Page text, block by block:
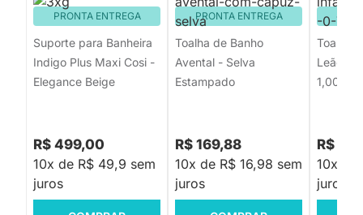
PRONTA ENTREGA
Suporte para Banheira
Indigo Plus Maxi Cosi -
Elegance Beige
R$ 499,00
10x de R$ 49,9 sem
juros
PRONTA ENTREGA
Toalha de Banho
Avental - Selva
Estampado
R$ 169,88
10x de R$ 16,98 sem
juros
Toalha
Leão
1,00m
R$
10x de
juros